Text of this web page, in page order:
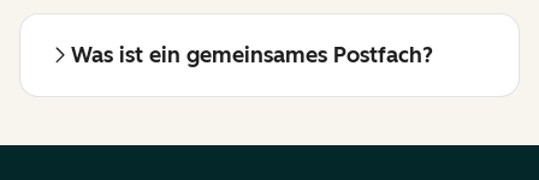
Was ist ein gemeinsames Postfach?